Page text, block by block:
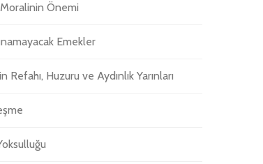
Önemi
Emekler
Refahı, Huzuru ve Aydınlık Yarınları